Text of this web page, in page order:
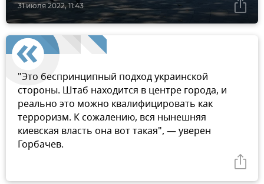
31 июля 2022, 11:43
"Это беспринципный подход украинской
стороны. Штаб находится в центре города, и
реально это можно квалифицировать как
терроризм. К сожалению, вся нынешняя
киевская власть она вот такая", — уверен
Горбачев.